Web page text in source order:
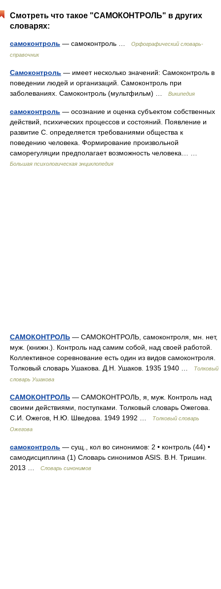
Смотреть что такое "САМОКОНТРОЛЬ" в других
словарях:
самоконтроль — самоконтроль …
Орфографический словарь-
справочник
Самоконтроль — имеет несколько значений: Самоконтроль в
поведении людей и организаций. Самоконтроль при
заболеваниях. Самоконтроль (мультфильм) …
Википедия
самоконтроль — осознание и оценка субъектом собственных
действий, психических процессов и состояний. Появление и
развитие С. определяется требованиями общества к
поведению человека. Формирование произвольной
саморегуляции предполагает возможность человека… …
Большая психологическая энциклопедия
САМОКОНТРОЛЬ — САМОКОНТРОЛЬ, самоконтроля, мн. нет,
муж. (книжн.). Контроль над самим собой, над своей работой.
Коллективное соревнование есть один из видов самоконтроля.
Толковый словарь Ушакова. Д.Н. Ушаков. 1935 1940 …
Толковый
словарь Ушакова
САМОКОНТРОЛЬ — САМОКОНТРОЛЬ, я, муж. Контроль над
своими действиями, поступками. Толковый словарь Ожегова.
С.И. Ожегов, Н.Ю. Шведова. 1949 1992 …
Толковый словарь
Ожегова
самоконтроль — сущ., кол во синонимов: 2 • контроль (44) •
самодисциплина (1) Словарь синонимов ASIS. В.Н. Тришин.
2013 …
Словарь синонимов